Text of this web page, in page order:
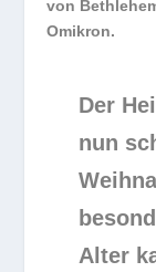
von
Omikron.
Der
nun
Alter